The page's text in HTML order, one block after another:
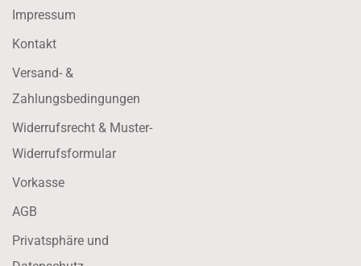
Impressum
Kontakt
Versand- &
Zahlungsbedingungen
Widerrufsrecht & Muster-
Widerrufsformular
Vorkasse
AGB
Privatsphäre und